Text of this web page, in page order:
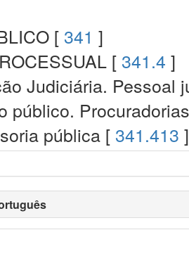
[ 341 ]
[ 341.4 ]
Judiciária. Pessoal
público.
pública [ 341.413 ]